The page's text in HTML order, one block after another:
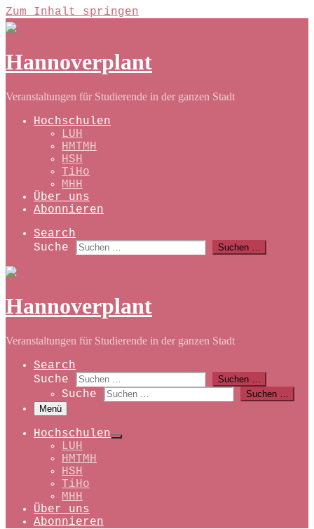
Zum Inhalt springen
Hannoverplant
Veranstaltungen für Studierende in der ganzen Stadt
Hochschulen
LUH
HMTMH
HSH
TiHo
MHH
Über uns
Abonnieren
Search
Suche
Suchen …
Hannoverplant
Veranstaltungen für Studierende in der ganzen Stadt
Search
Suche
Suchen …
Suche
Suchen …
Menü
Hochschulen
LUH
HMTMH
HSH
TiHo
MHH
Über uns
Abonnieren